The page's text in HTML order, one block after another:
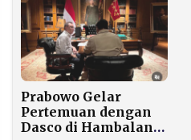
Prabowo Gelar
Pertemuan dengan
Dasco di Hambalang,